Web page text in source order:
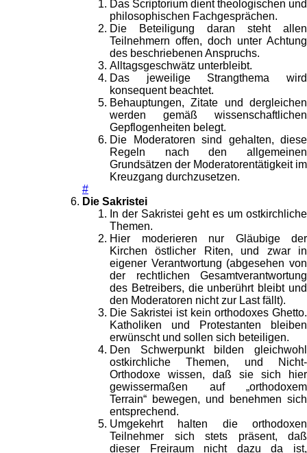
Das Scriptorium dient theologischen und
philosophischen Fachgesprächen.
Die Beteiligung daran steht allen
Teilnehmern offen, doch unter Achtung
des beschriebenen Anspruchs.
Alltagsgeschwätz unterbleibt.
Das jeweilige Strangthema wird
konsequent beachtet.
Behauptungen, Zitate und dergleichen
werden gemäß wissenschaftlichen
Gepflogenheiten belegt.
Die Moderatoren sind gehalten, diese
Regeln nach den allgemeinen
Grundsätzen der Moderatorentätigkeit im
Kreuzgang durchzusetzen.
#
Die Sakristei
In der Sakristei geht es um ostkirchliche
Themen.
Hier moderieren nur Gläubige der
Kirchen östlicher Riten, und zwar in
eigener Verantwortung (abgesehen von
der rechtlichen Gesamtverantwortung
des Betreibers, die unberührt bleibt und
den Moderatoren nicht zur Last fällt).
Die Sakristei ist kein orthodoxes Ghetto.
Katholiken und Protestanten bleiben
erwünscht und sollen sich beteiligen.
Den Schwerpunkt bilden gleichwohl
ostkirchliche Themen, und Nicht-
Orthodoxe wissen, daß sie sich hier
gewissermaßen auf „orthodoxem
Terrain“ bewegen, und benehmen sich
entsprechend.
Umgekehrt halten die orthodoxen
Teilnehmer sich stets präsent, daß
dieser Freiraum nicht dazu da ist,